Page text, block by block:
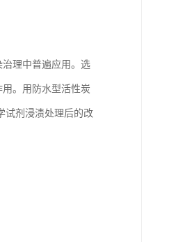
理中普遍应用。选
。用防水型活性炭
试剂浸渍处理后的改